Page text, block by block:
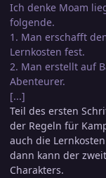
Ich denke Moam
folgende.
1. Man erschafft
Lernkosten fest.
2. Man erstellt auf
Abenteurer.
[...]
Teil des ersten
der Regeln für
auch die
dann kann der
Charakters.